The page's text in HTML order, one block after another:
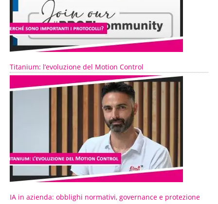
Titanium: l’evoluzione del Motion Control
IA in azienda: obblighi normativi, governance e protezione